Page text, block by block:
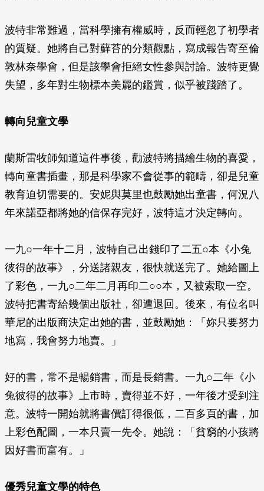
波特非常難過，當科學擁有權威時，反而輕忽了初學者
的質疑。她將自己對蘚苔的分類觀點，寫成報告寄至倫
敦林奈學會，但是該學會拒絕女性參與討論。波特更覺
失望，多年對生物標本美麗的鑑賞，似乎被踐踏了。
轉向兒童文學
蘭斯雷牧師知道這件事後，勸波特將描繪生物的喜愛，
轉向童書插畫，那是科學家不會從事的範疇，卻是兒童
教育迫切需要的。安妮與莫里也鼓勵她出童書，何況八
年來諾亞都將她的信保存完好，波特這才決定轉向。
一九○一年十二月，波特自己出錢印了二五○本《小兔
彼得的故事》，分送諸親友，很快就送完了。她給圖上
了彩色，一九○二年二月再印二○○本，又被索取一空。
波特把書寄給幾個出版社，卻遭退回。後來，有位名叫
華尼的出版商決定出她的書，並鼓勵她：「妳只要努力
地寫，我會努力地賣。」
好的書，常不是暢銷書，而是長銷書。一九○二年《小
兔彼得的故事》上市時，賣得並不好，一年後才受到注
意。波特一開始就將書價訂得很低，二百多頁的書，加
上彩色配圖，一本只賣一先令。她說：「貧窮的小孩將
因好書而富有。」
優秀兒童文學的特色